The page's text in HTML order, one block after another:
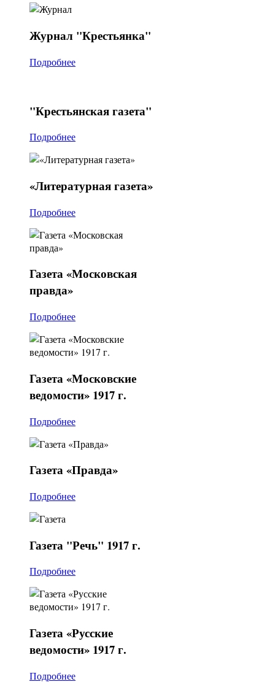
Журнал "Крестьянка"
Подробнее
"Крестьянскаягазета"
Подробнее
«Литературнаягазета»
Подробнее
Газета«Московская
правда»
Подробнее
Газета«Московские
ведомости» 1917 г.
Подробнее
Газета«Правда»
Подробнее
Газета "Речь" 1917 г.
Подробнее
Газета«Русские
ведомости» 1917 г.
Подробнее